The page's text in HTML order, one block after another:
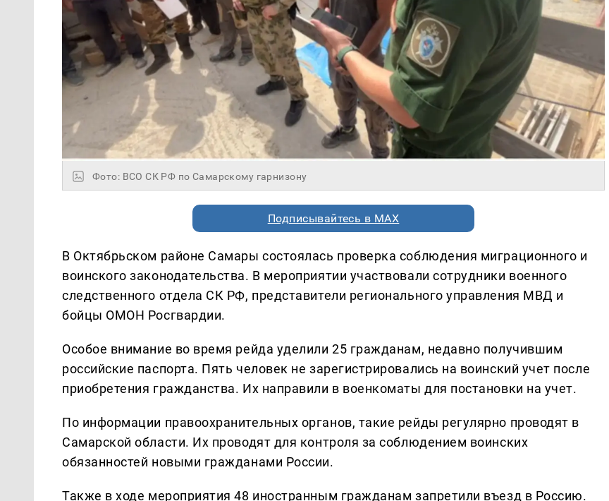
Фото: ВСО СК РФ по Самарскому гарнизону
Подписывайтесь в MAX
В Октябрьском районе Самары состоялась проверка соблюдения миграционного и
воинского законодательства. В мероприятии участвовали сотрудники военного
следственного отдела СК РФ, представители регионального управления МВД и
бойцы ОМОН Росгвардии.
Особое внимание во время рейда уделили 25 гражданам, недавно получившим
российские паспорта. Пять человек не зарегистрировались на воинский учет после
приобретения гражданства. Их направили в военкоматы для постановки на учет.
По информации правоохранительных органов, такие рейды регулярно проводят в
Самарской области. Их проводят для контроля за соблюдением воинских
обязанностей новыми гражданами России.
Также в ходе мероприятия 48 иностранным гражданам запретили въезд в Россию.